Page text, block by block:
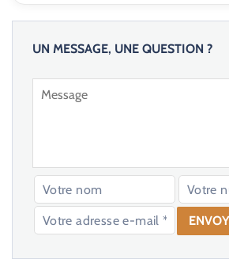
UN MESSAGE, UNE QUESTION ?